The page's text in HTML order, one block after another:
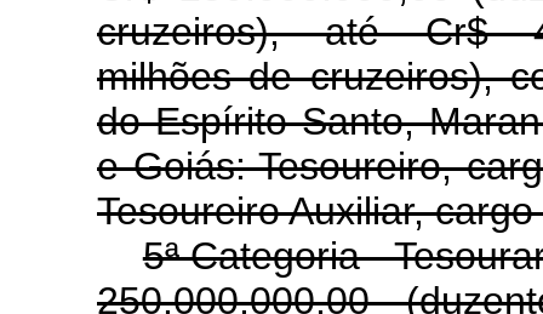
cruzeiros), até Cr$
milhões de cruzeiros),
do Espírito Santo,
e Goiás: Tesoureiro,
Tesoureiro Auxiliar,
5ª Categoria -
250.000.000,00